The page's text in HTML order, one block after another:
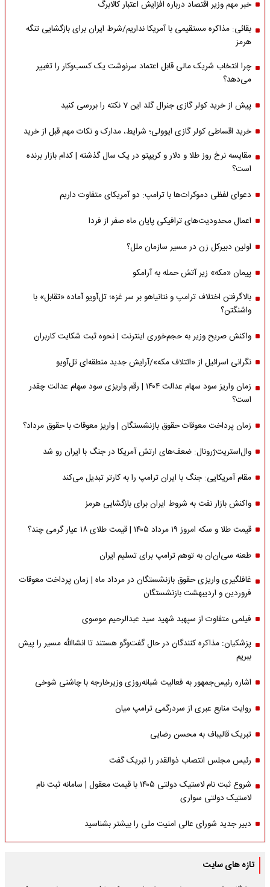
خبر مهم وزیر اقتصاد درباره افزایش اعتبار کالابرگ
بقائی: مذاکره مستقیمی با آمریکا نداریم/شرط ایران برای بازگشایی تنگه
هرمز
چرا انتخاب شریک مالی قابل اعتماد سرنوشت یک کسب‌وکار را تغییر
می‌دهد؟
پیش از خرید کولر گازی جنرال گلد این 7 نکته را بررسی کنید
خرید اقساطی کولر گازی ایوولی؛ شرایط، مدارک و نکات مهم قبل از خرید
مقایسه نرخ روز طلا و دلار و کریپتو در یک سال گذشته | کدام بازار برنده
است؟
دعوای لفظی دموکرات‌ها با ترامپ: دو آمریکای متفاوت داریم
اعمال محدودیت‌های ترافیکی پایان ماه صفر از فردا
اولین دبیرکل زن در مسیر سازمان‌ ملل؟
پیمان «مکه» زیر آتش حمله به آرامکو
بالاگرفتن اختلاف ترامپ و نتانیاهو بر سر غزه؛ تل‌آویو آماده «تقابل» با
واشنگتن؟
واکنش صریح وزیر به حجم‌خوری اینترنت | نحوه ثبت شکایت کاربران
نگرانی اسرائیل از «ائتلاف مکه»/آرایش جدید منطقه‌ای تل‌آویو
زمان واریز سود سهام عدالت ۱۴۰۴ | رقم واریزی سود سهام عدالت چقدر
است؟
زمان پرداخت معوقات حقوق بازنشستگان | واریز معوقات با حقوق مرداد؟
وال‌استریت‌ژرونال: ضعف‌های ارتش آمریکا در جنگ با ایران رو شد
مقام آمریکایی: جنگ با ایران ترامپ را به کارتر تبدیل می‌کند
واکنش بازار نفت به شروط ایران برای بازگشایی هرمز
قیمت طلا و سکه امروز ۱۹ مرداد ۱۴۰۵ | قیمت طلای ۱۸ عیار گرمی چند؟
طعنه سی‌ان‌ان به توهم ترامپ برای تسلیم ایران
غافلگیری واریزی حقوق بازنشستگان در مرداد ماه | زمان پرداخت معوقات
فروردین و اردیبهشت بازنشستگان
فیلمی متفاوت از سپهبد شهید سید عبدالرحیم موسوی
پزشکیان: مذاکره کنندگان در حال گفت‌وگو هستند تا انشاالله مسیر را پیش
ببریم
اشاره‌ رئیس‌جمهور به فعالیت شبانه‌روزی وزیر‌خارجه با چاشنی شوخی
روایت منابع عبری از سردرگمی ترامپ میان
تبریک قالیباف به محسن رضایی
رئیس مجلس انتصاب ذوالقدر را تبریک گفت
شروع ثبت نام لاستیک دولتی ۱۴۰۵ با قیمت معقول | سامانه ثبت نام
لاستیک دولتی سواری
دبیر جدید شورای عالی امنیت ملی را بیشتر بشناسید
تازه های سایت